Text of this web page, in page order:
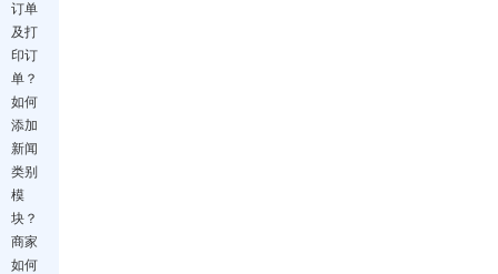
订单
及打
印订
单？
如何
添加
新闻
类别
模
块？
商家
如何